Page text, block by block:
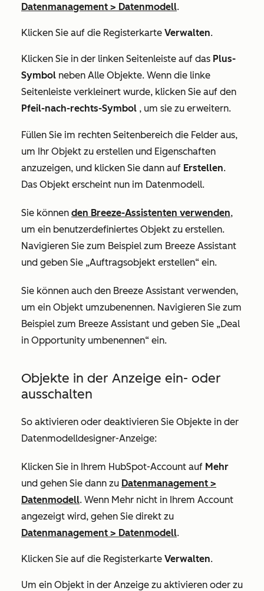
Datenmanagement > Datenmodell.
Klicken Sie auf die Registerkarte Verwalten.
Klicken Sie in der linken Seitenleiste auf das Plus-
Symbol neben Alle Objekte. Wenn die linke
Seitenleiste verkleinert wurde, klicken Sie auf den
Pfeil-nach-rechts-Symbol , um sie zu erweitern.
Füllen Sie im rechten Seitenbereich die Felder aus,
um Ihr Objekt zu erstellen und Eigenschaften
anzuzeigen, und klicken Sie dann auf Erstellen.
Das Objekt erscheint nun im Datenmodell.
Sie können den Breeze-Assistenten verwenden,
um ein benutzerdefiniertes Objekt zu erstellen.
Navigieren Sie zum Beispiel zum Breeze Assistant
und geben Sie „Auftragsobjekt erstellen“ ein.
Sie können auch den Breeze Assistant verwenden,
um ein Objekt umzubenennen. Navigieren Sie zum
Beispiel zum Breeze Assistant und geben Sie „Deal
in Opportunity umbenennen“ ein.
Objekte in der Anzeige ein- oder
ausschalten
So aktivieren oder deaktivieren Sie Objekte in der
Datenmodelldesigner-Anzeige:
Klicken Sie in Ihrem HubSpot-Account auf Mehr
und gehen Sie dann zu Datenmanagement >
Datenmodell. Wenn Mehr nicht in Ihrem Account
angezeigt wird, gehen Sie direkt zu
Datenmanagement > Datenmodell.
Klicken Sie auf die Registerkarte Verwalten.
Um ein Objekt in der Anzeige zu aktivieren oder zu